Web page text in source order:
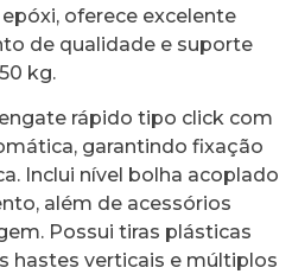
oferece excelente
de qualidade e suporte
kg.
rápido tipo click com
garantindo fixação
Inclui nível bolha acoplado
além de acessórios
Possui tiras plásticas
hastes verticais e múltiplos